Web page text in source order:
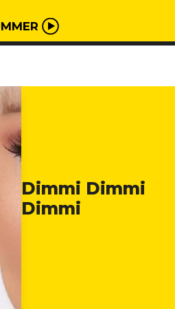
Dimmi Dimmi
Dimmi